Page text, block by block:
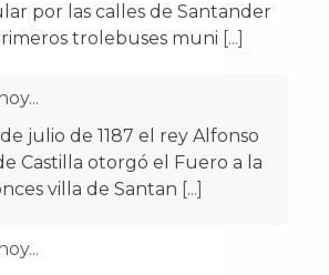
por las calles de Santander
trolebuses muni [...]
de julio de 1187 el rey Alfonso
Castilla otorgó el Fuero a la
villa de Santan [...]